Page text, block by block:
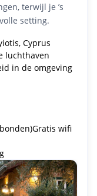
terwijl je ’s
setting.
Cyprus
luchthaven
in de omgeving
Gratis wifi